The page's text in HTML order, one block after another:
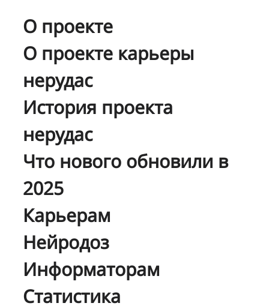
О проекте
О проекте карьеры
нерудас
История проекта
нерудас
Что нового обновили в
2025
Карьерам
Нейродоз
Информаторам
Статистика